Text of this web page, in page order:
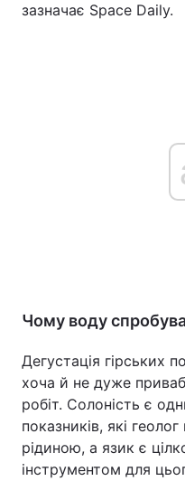
зазначає Space Daily.
Чому воду
Дегустація гірських
хоча й не дуже
робіт. Солоність є
показників, які
рідиною, а язик є
інструментом для